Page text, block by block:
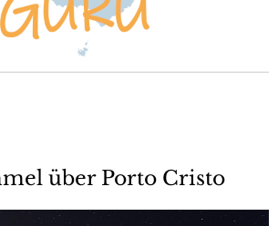
über Porto Cristo